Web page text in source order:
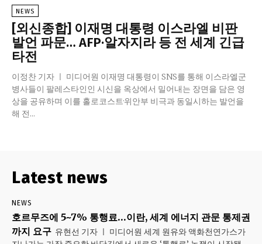
NEWS
[외신종합] 이재명 대통령 이스라엘 비판
발언 파문… AFP·알자지라 등 전 세계 긴급
타전
이정찬 기자 ㅣ 미디어원 이재명 대통령이 SNS를 통해 이스라엘군
병사들이 팔레스타인인 시신을 옥상에서 밀어내는 장면을 담은 영
상을 공유하며 이를 홀로코스트·위안부 비극과 동일시하는 발언을
해 전...
Latest news
NEWS
호르무즈에 5~7% 통행료…이란, 세계 에너지 관문 통제권
까지 요구 유현선 기자 ㅣ 미디어원 세계 원유와 액화천연가스가